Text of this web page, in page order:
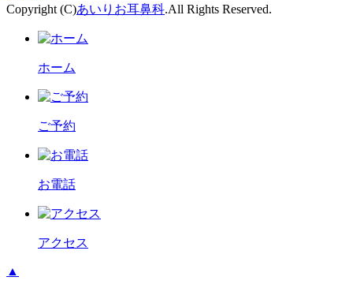
Copyright (C)あいりお耳鼻科.All Rights Reserved.
ホーム
ご予約
お電話
アクセス
▲